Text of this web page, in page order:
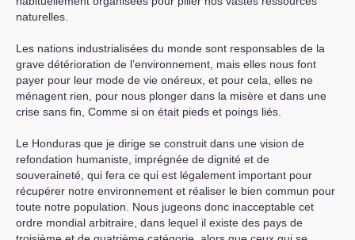
naturelles.
Les nations industrialisées du monde sont responsables de la
grave détérioration de l’environnement, mais elles nous font
payer pour leur mode de vie onéreux, et pour cela, elles ne
ménagent rien, pour nous plonger dans la misère et dans une
crise sans fin, Comme si on était pieds et poings liés.
Le Honduras que je dirige se construit dans une vision de
refondation humaniste, imprégnée de dignité et de
souveraineté, qui fera ce qui est légalement important pour
récupérer notre environnement et réaliser le bien commun pour
toute notre population. Nous jugeons donc inacceptable cet
ordre mondial arbitraire, dans lequel il existe des pays de